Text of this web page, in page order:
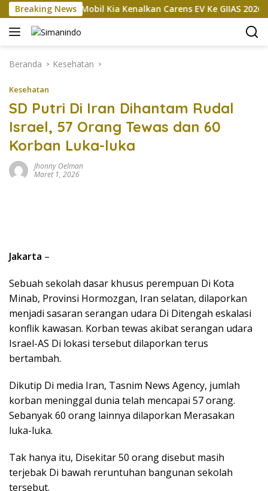
Langsung
ke
konten
Breaking NewsMobil Kia Kenalkan Carens EV Ke GIIAS 2026,
Beranda Kesehatan
Kesehatan
SD Putri Di Iran Dihantam Rudal
Israel, 57 Orang Tewas dan 60
Korban Luka-luka
Jhonny Oelman
Maret 1, 2026
Jakarta –
Sebuah sekolah dasar khusus perempuan Di Kota
Minab, Provinsi Hormozgan, Iran selatan, dilaporkan
menjadi sasaran serangan udara Di Ditengah eskalasi
konflik kawasan. Korban tewas akibat serangan udara
Israel-AS Di lokasi tersebut dilaporkan terus
bertambah.
Dikutip Di media Iran, Tasnim News Agency, jumlah
korban meninggal dunia telah mencapai 57 orang.
Sebanyak 60 orang lainnya dilaporkan Merasakan
luka-luka.
Tak hanya itu, Disekitar 50 orang disebut masih
terjebak Di bawah reruntuhan bangunan sekolah
tersebut.